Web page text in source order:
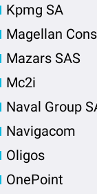
Kpmg SA
Magellan
Mazars SAS
Mc2i
Naval Group
Navigacom
Oligos
OnePoint